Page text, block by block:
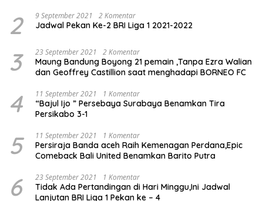
2 9 September 2021 2 Komentar
Jadwal Pekan Ke-2 BRI Liga 1 2021-2022
3 23 September 2021 2 Komentar
Maung Bandung Boyong 21 pemain ,Tanpa Ezra Walian
dan Geoffrey Castillion saat menghadapi BORNEO FC
4 11 September 2021 1 Komentar
“Bajul Ijo ” Persebaya Surabaya Benamkan Tira
Persikabo 3-1
5 11 September 2021 1 Komentar
Persiraja Banda aceh Raih Kemenagan Perdana,Epic
Comeback Bali United Benamkan Barito Putra
6 23 September 2021 1 Komentar
Tidak Ada Pertandingan di Hari Minggu,Ini Jadwal
Lanjutan BRI Liga 1 Pekan ke – 4